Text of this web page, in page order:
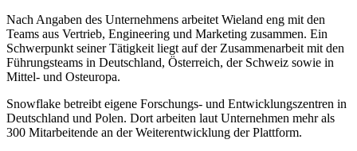
Nach Angaben des Unternehmens arbeitet Wieland eng mit den
Teams aus Vertrieb, Engineering und Marketing zusammen. Ein
Schwerpunkt seiner Tätigkeit liegt auf der Zusammenarbeit mit den
Führungsteams in Deutschland, Österreich, der Schweiz sowie in
Mittel- und Osteuropa.
Snowflake betreibt eigene Forschungs- und Entwicklungszentren in
Deutschland und Polen. Dort arbeiten laut Unternehmen mehr als
300 Mitarbeitende an der Weiterentwicklung der Plattform.